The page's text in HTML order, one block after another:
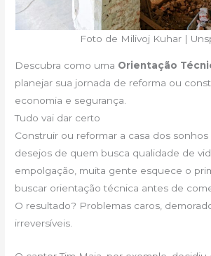
Foto de Milivoj Kuhar |
Descubra como uma Orientação
planejar sua jornada de reforma ou
economia e segurança.
Tudo vai dar certo
Construir ou reformar a casa dos
desejos de quem busca qualidade de
empolgação, muita gente esquece o
buscar orientação técnica antes de
O resultado? Problemas caros,
irreversíveis.